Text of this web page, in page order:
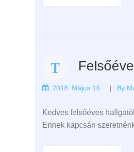
2018. Május 16. By
Kedves felsőéves
Ennek kapcsán